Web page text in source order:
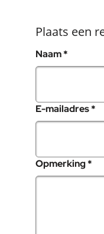
Plaats een
Naam*
E-mailadres*
Opmerking*